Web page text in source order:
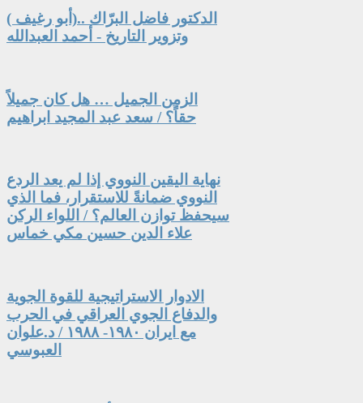
الدكتور فاضل البرّاك ..(أبو رغيف )
وتزوير التاريخ - أحمد العبدالله
الزمن الجميل … هل كان جميلاً
حقاً؟ / سعد عبد المجيد ابراهيم
نهاية اليقين النووي إذا لم يعد الردع
النووي ضمانةً للاستقرار، فما الذي
سيحفظ توازن العالم؟ / اللواء الركن
علاء الدين حسين مكي خماس
الادوار الاستراتيجية للقوة الجوية
والدفاع الجوي العراقي في الحرب
مع ايران ١٩٨٠- ١٩٨٨ / د.علوان
العبوسي